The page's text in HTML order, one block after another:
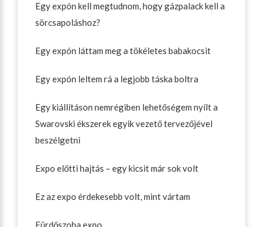
Egy expón kell megtudnom, hogy gázpalack kell a
sörcsapoláshoz?
Egy expón láttam meg a tökéletes babakocsit
Egy expón leltem rá a legjobb táska boltra
Egy kiállításon nemrégiben lehetőségem nyílt a
Swarovski ékszerek egyik vezető tervezőjével
beszélgetni
Expo előtti hajtás – egy kicsit már sok volt
Ez az expo érdekesebb volt, mint vártam
Fürdőszoba expo